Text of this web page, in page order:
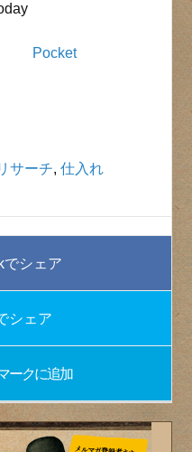
Pocket
サーチ,仕入れ
でシェア
シェア
ークに追加